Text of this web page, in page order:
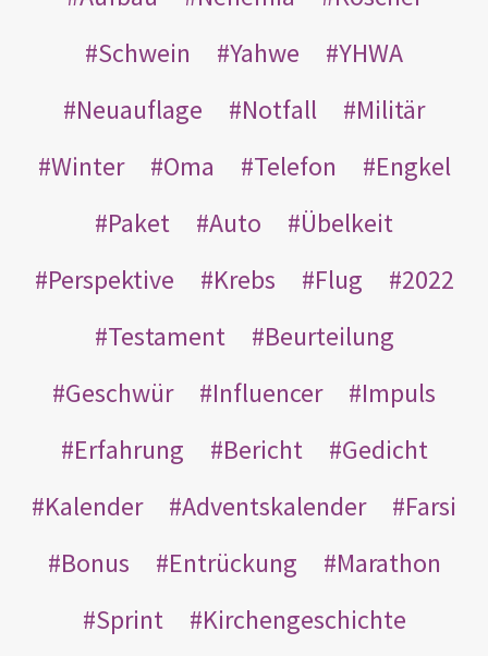
Schwein
Yahwe
YHWA
Neuauflage
Notfall
Militär
Winter
Oma Telefon
Engkel
Paket
Auto
Übelkeit
Perspektive
Krebs Flug
2022
Testament
Beurteilung
Geschwür
Influencer
Impuls
Erfahrung
Bericht
Gedicht
Kalender
Adventskalender
Farsi
Bonus
Entrückung
Marathon
Sprint
Kirchengeschichte